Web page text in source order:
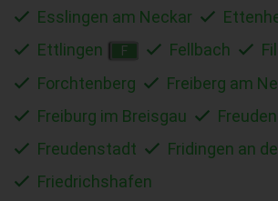
Esslingen am Neckar
Ettlingen
F Fellbach
Forchtenberg
Freiberg am
Freiburg im Breisgau
Freudenstadt
Fridingen an
Friedrichshafen